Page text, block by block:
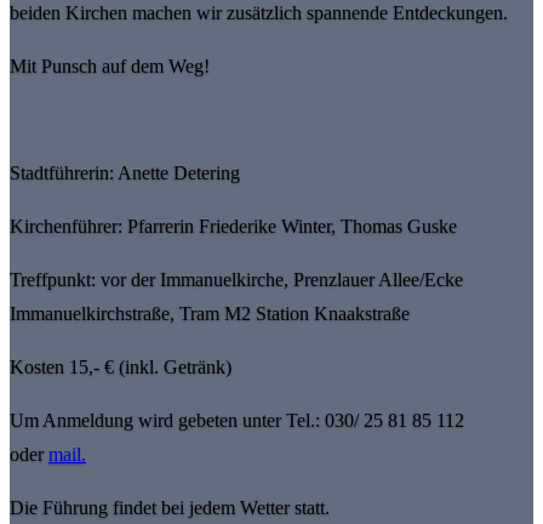
beiden Kirchen machen wir zusätzlich spannende Entdeckungen.
Mit Punsch auf dem Weg!
Stadtführerin: Anette Detering
Kirchenführer: Pfarrerin Friederike Winter, Thomas Guske
Treffpunkt: vor der Immanuelkirche, Prenzlauer Allee/Ecke
Immanuelkirchstraße, Tram M2 Station Knaakstraße
Kosten 15,- € (inkl. Getränk)
Um Anmeldung wird gebeten unter Tel.: 030/ 25 81 85 112
oder mail.
Die Führung findet bei jedem Wetter statt.